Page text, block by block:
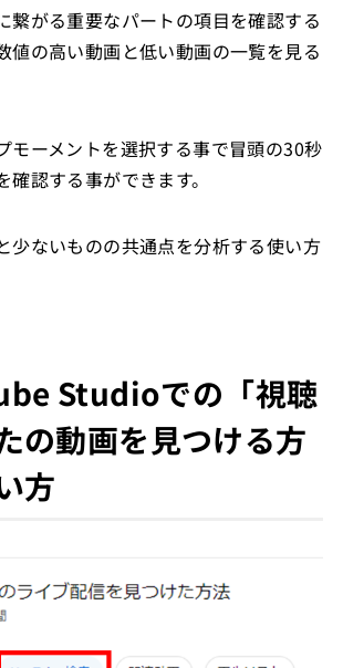
繋がる重要なパートの項目を確認する
値の高い動画と低い動画の一覧を見る
モーメントを選択する事で冒頭の30秒
認する事ができます。
少ないものの共通点を分析する使い方
Studioでの 「視聴
の動画を見つける方
方